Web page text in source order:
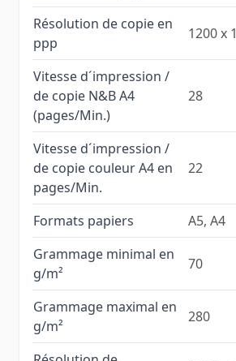
Résolution de copie en
ppp
1200 x
Vitesse d´impression /
de copie N&B A4
(pages/Min.)
28
Vitesse d´impression /
de copie couleur A4 en
pages/Min.
22
Formats papiers
A5, A4
Grammage minimal en
g/m²
70
Grammage maximal en
g/m²
280